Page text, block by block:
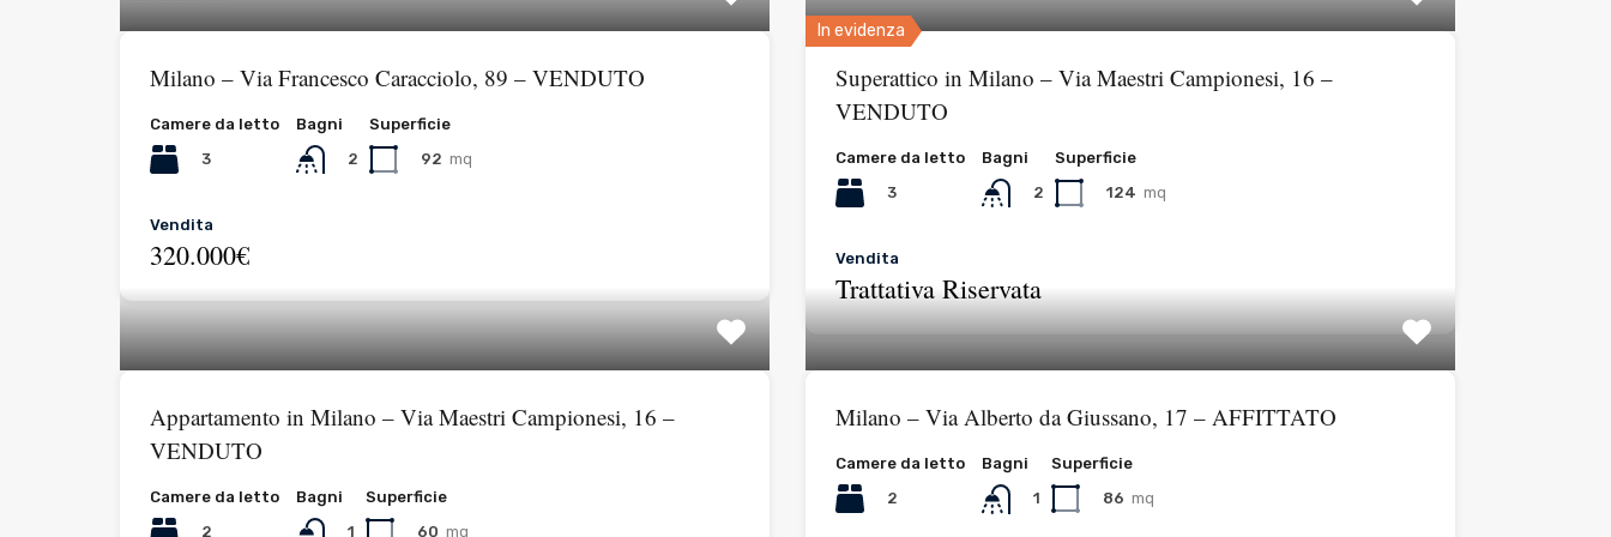
Milano – Via Francesco Caracciolo, 89 – VENDUTO
Camere da letto
3
Bagni
2
Superficie
92 mq
Vendita
320.000€
In evidenza
Superattico in Milano – Via Maestri Campionesi, 16 –
VENDUTO
Camere da letto
3
Bagni
2
Superficie
124 mq
Vendita
Trattativa Riservata
Appartamento in Milano – Via Maestri Campionesi, 16 –
VENDUTO
Camere da letto
2
Bagni
1
Superficie
60 mq
Milano – Via Alberto da Giussano, 17 – AFFITTATO
Camere da letto
2
Bagni
1
Superficie
86 mq